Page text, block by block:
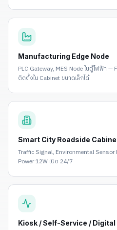
Manufacturing Edge Node
PLC Gateway, MES Node ในตู้ไฟฟ้า
ติดตั้งใน Cabinet ขนาดเล็กได้
Smart City Roadside
Traffic Signal, Environmental Sensor
Power 12W เปิด 24/7
Kiosk / Self-Service / Digital